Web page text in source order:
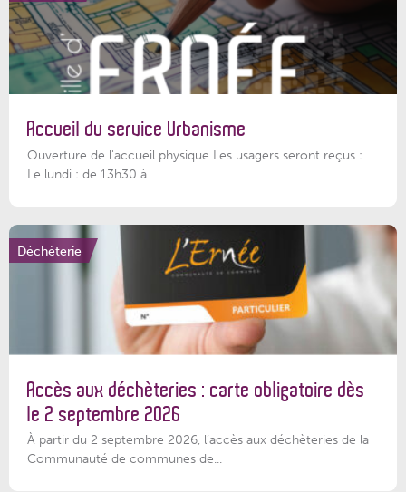
Accueil du service Urbanisme
Ouverture de l'accueil physique Les usagers seront reçus :
Le lundi : de 13h30 à...
Déchèterie
Accès aux déchèteries : carte obligatoire dès
le 2 septembre 2026
À partir du 2 septembre 2026, l’accès aux déchèteries de la
Communauté de communes de...